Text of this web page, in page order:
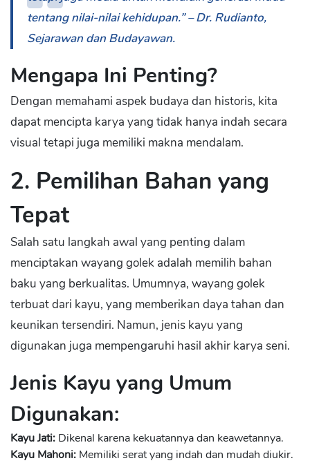
tentang nilai-nilai kehidupan.” – Dr. Rudianto,
Sejarawan dan Budayawan.
Mengapa Ini Penting?
Dengan memahami aspek budaya dan historis, kita
dapat mencipta karya yang tidak hanya indah secara
visual tetapi juga memiliki makna mendalam.
2. Pemilihan Bahan yang
Tepat
Salah satu langkah awal yang penting dalam
menciptakan wayang golek adalah memilih bahan
baku yang berkualitas. Umumnya, wayang golek
terbuat dari kayu, yang memberikan daya tahan dan
keunikan tersendiri. Namun, jenis kayu yang
digunakan juga mempengaruhi hasil akhir karya seni.
Jenis Kayu yang Umum
Digunakan:
Kayu Jati: Dikenal karena kekuatannya dan keawetannya.
Kayu Mahoni: Memiliki serat yang indah dan mudah diukir.